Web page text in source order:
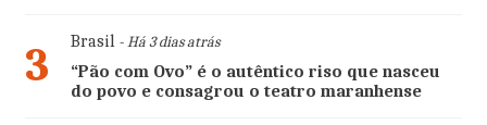
3 Brasil- Há 3 dias atrás
“Pão com Ovo” é o autêntico riso que nasceu
do povo e consagrou o teatro maranhense